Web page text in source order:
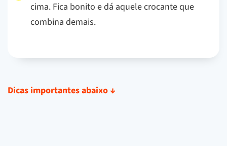
cima. Fica bonito e dá aquele crocante que
combina demais.
Dicas importantes abaixo ↓